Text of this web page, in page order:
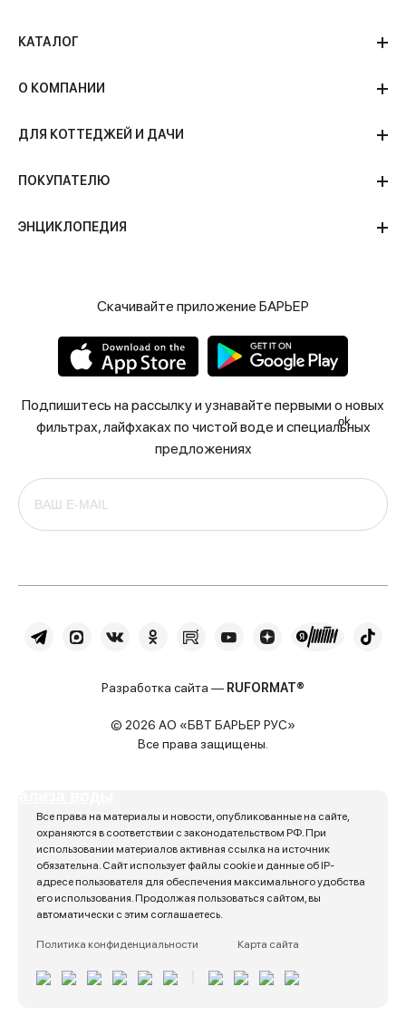
КАТАЛОГ
О КОМПАНИИ
ДЛЯ КОТТЕДЖЕЙ И ДАЧИ
ПОКУПАТЕЛЮ
ЭНЦИКЛОПЕДИЯ
Скачивайте приложение БАРЬЕР
Подпишитесь на рассылку и узнавайте первыми о новых
фильтрах, лайфхаках по чистой воде и специальных
предложениях
ok
Разработка сайта — RUFORMAT®
© 2026 АО «БВТ БАРЬЕР РУС»
Все права защищены.
Все права на материалы и новости, опубликованные на сайте,
охраняются в соответствии с законодательством РФ. При
использовании материалов активная ссылка на источник
обязательна. Сайт использует файлы cookie и данные об IP-
адресе пользователя для обеспечения максимального удобства
его использования. Продолжая пользоваться сайтом, вы
автоматически с этим соглашаетесь.
Политика конфиденциальности Карта сайта